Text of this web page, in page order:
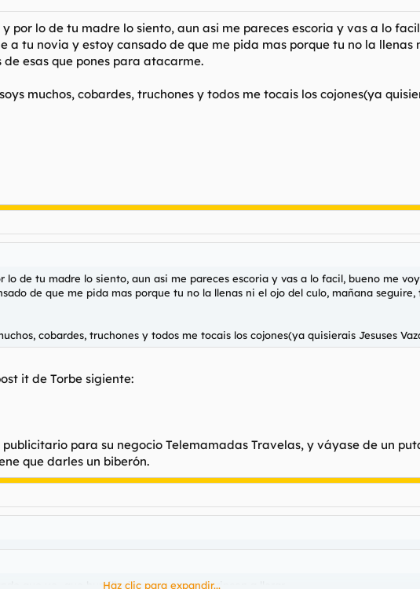
por lo de tu madre lo siento, aun asi me pareces escoria y vas a lo
a tu novia y estoy cansado de que me pida mas porque tu no la llenas
esas que pones para atacarme.
muchos, cobardes, truchones y todos me tocais los cojones(ya
de tu madre lo siento, aun asi me pareces escoria y vas a lo facil, bueno me
de que me pida mas porque tu no la llenas ni el ojo del culo, mañana
cobardes, truchones y todos me tocais los cojones(ya quisierais Jesuses
it de Torbe sigiente:
para su negocio Telemamadas Travelas, y váyase de un
que darles un biberón.
que yo...que humillacion...me voy a un rincon a llorar
Haz clic para expandir...